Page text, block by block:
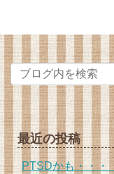
最近の投稿
PTSDかも・・